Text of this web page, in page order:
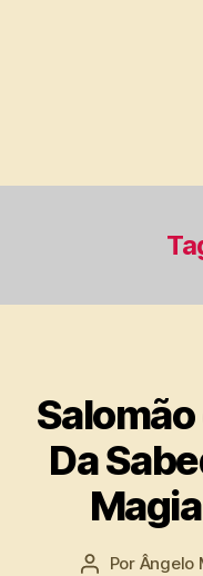
Da
Autor
Por Ângelo